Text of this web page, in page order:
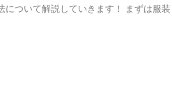
について解説していきます！ まずは服装